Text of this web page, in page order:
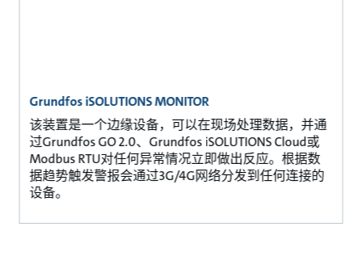
Grundfos iSOLUTIONS MONITOR
该装置是一个边缘设备，可以在现场处理数据，并通
过Grundfos GO 2.0、Grundfos iSOLUTIONS Cloud或
Modbus RTU对任何异常情况立即做出反应。根据数
据趋势触发警报会通过3G/4G网络分发到任何连接的
设备。